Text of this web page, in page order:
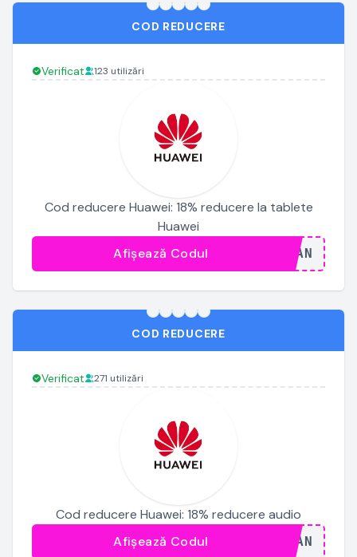
COD REDUCERE
Verificat 123 utilizări
Cod reducere Huawei: 18% reducere la tablete
Huawei
...JAN
Afișează Codul
COD REDUCERE
Verificat 271 utilizări
Cod reducere Huawei: 18% reducere audio
...JAN
Afișează Codul